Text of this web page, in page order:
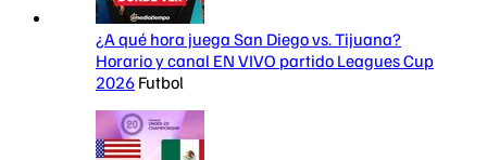
¿A qué hora juega San Diego vs. Tijuana?
Horario y canal EN VIVO partido Leagues Cup
2026 Futbol